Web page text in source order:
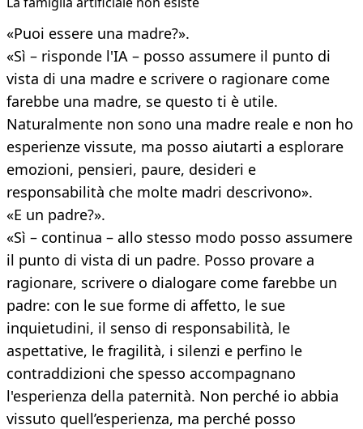
«Puoi essere una madre?».
«Sì – risponde l'IA – posso assumere il punto di
vista di una madre e scrivere o ragionare come
farebbe una madre, se questo ti è utile.
Naturalmente non sono una madre reale e non ho
esperienze vissute, ma posso aiutarti a esplorare
emozioni, pensieri, paure, desideri e
responsabilità che molte madri descrivono».
«E un padre?».
«Sì – continua – allo stesso modo posso assumere
il punto di vista di un padre. Posso provare a
ragionare, scrivere o dialogare come farebbe un
padre: con le sue forme di affetto, le sue
inquietudini, il senso di responsabilità, le
aspettative, le fragilità, i silenzi e perfino le
contraddizioni che spesso accompagnano
l'esperienza della paternità. Non perché io abbia
vissuto quell’esperienza, ma perché posso